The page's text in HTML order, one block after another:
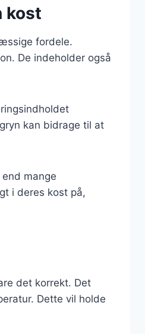
kost
fordele.
De indeholder også
kan bidrage til at
mange
i deres kost på,
det korrekt. Det
Dette vil holde